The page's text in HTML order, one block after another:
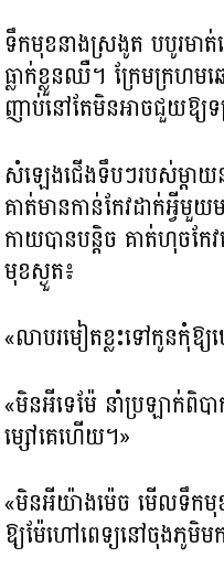
ទឹកមុខនាងស្រងូត បបូរមា
ធ្លាក់ខ្លួនឈឺ។ ក្រែមក្រហម
ញាប់នៅតែមិនអាចជួយឱ្យ
សំឡេងជើងទឹបៗរបស់ម្តាយ
គាត់មានកាន់កែវដាក់អ្
កាយបានបន្តិច គាត់ហុចកែ
មុខស្ងួត៖
«លាបរមៀតខ្លះទៅកូនកុំឱ្
«មិនអីទេម៉ែ នាំប្រឡាក់ពិប
ម្សៅគេហើយ។»
«មិនអីយ៉ាងម៉េច មើលទឹក
ឱ្យម៉ែហៅពេទ្យនៅចុងភូមិម